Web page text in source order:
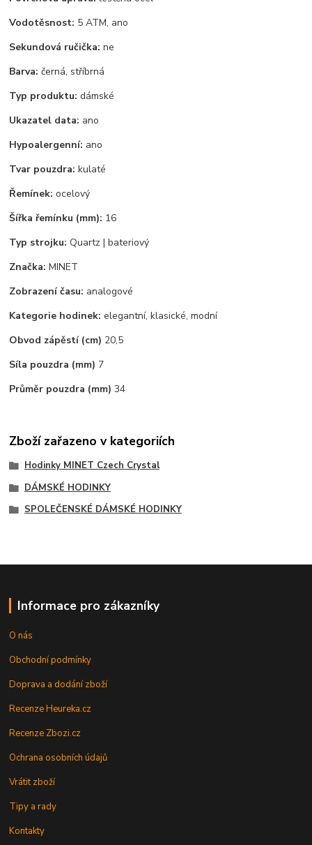
Vodotěsnost: 5 ATM, ano
Sekundová ručička: ne
Barva: černá, stříbrná
Typ produktu: dámské
Ukazatel data: ano
Hypoalergenní: ano
Tvar pouzdra: kulaté
Řemínek: ocelový
Šířka řemínku (mm): 16
Typ strojku: Quartz | bateriový
Značka: MINET
Zobrazení času: analogové
Kategorie hodinek: elegantní, klasické, modní
Obvod zápěstí (cm) 20,5
Síla pouzdra (mm) 7
Průměr pouzdra (mm) 34
Zboží zařazeno v kategoriích
Hodinky MINET Czech Crystal
DÁMSKÉ HODINKY
SPOLEČENSKÉ DÁMSKÉ HODINKY
Informace pro zákazníky
O nás
Obchodní podmínky
Doprava a dodání zboží
Recenze Heureka.cz
Recenze Zbozi.cz
Ochrana osobních údajů
Vrátit zboží
Tipy a rady
Kontakty